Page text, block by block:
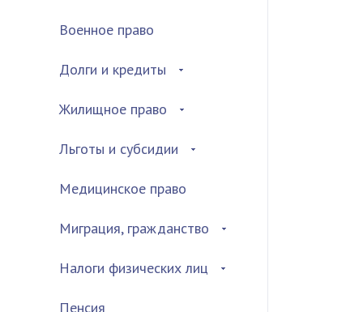
Военное право
Долги и кредиты
Жилищное право
Льготы и субсидии
Медицинское право
Миграция, гражданство
Налоги физических лиц
Пенсия